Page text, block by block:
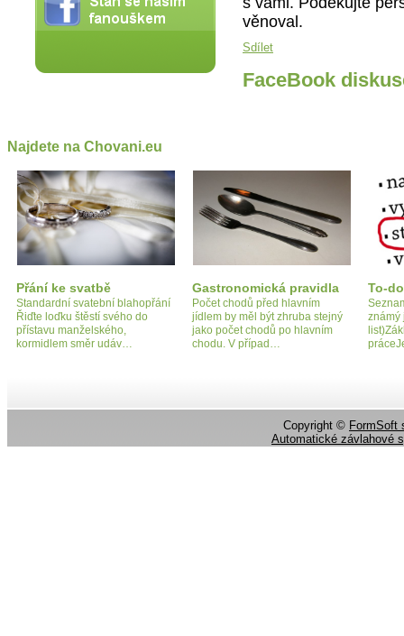
věnoval.
Sdílet
FaceBook
Najdete na Chovani.eu
Přání ke svatbě
Standardní svatební blahopřání
Řiďte loďku štěstí svého do
přístavu manželského,
kormidlem směr udáv…
Gastronomická pravidla
Počet chodů před hlavním
jídlem by měl být zhruba stejný
jako počet chodů po hlavním
chodu. V případ…
To-
známý
Copyright © FormSoft
Automatické závlahové